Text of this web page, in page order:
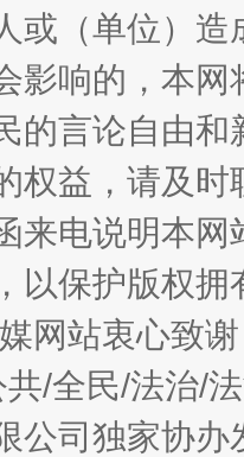
或（单位）
影响的，本
的言论自由
权益，请及
来电说明本
以保护版权
网站衷心致
/全民/法治/
公司独家协